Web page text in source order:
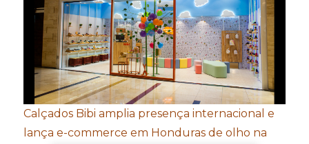
Calçados Bibi amplia presença internacional e
lança e-commerce em Honduras de olho na